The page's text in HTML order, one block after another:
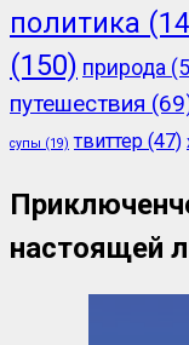
политика
(150) природа
путешествия
супы (19) твиттер (47)
настоящей